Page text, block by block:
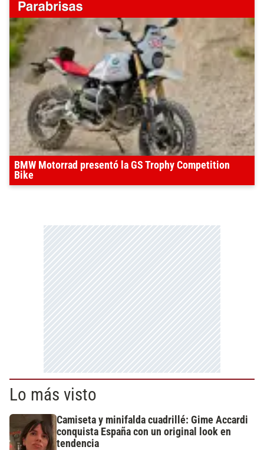
BMW Motorrad presentó la GS Trophy Competition
Bike
Lo más visto
Camiseta y minifalda cuadrillé: Gime Accardi
conquista España con un original look en
tendencia